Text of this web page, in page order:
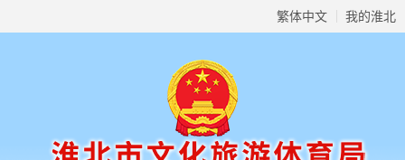
繁体中文 我的淮北